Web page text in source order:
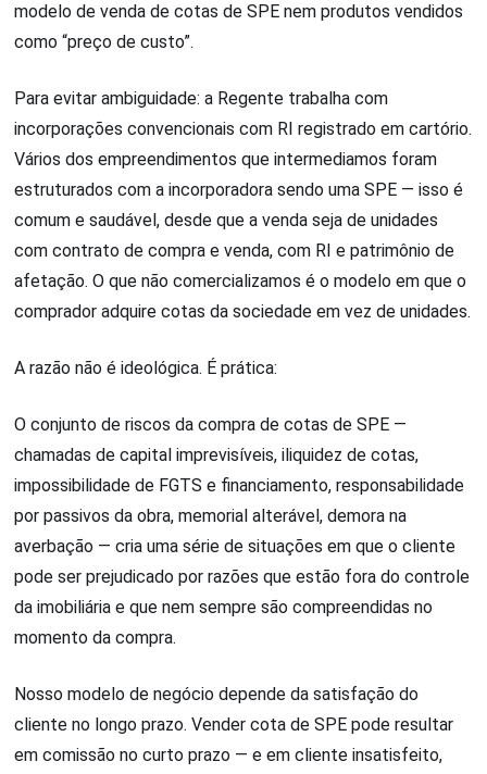
modelo de venda de cotas de SPE nem produtos vendidos
como “preço de custo”.
Para evitar ambiguidade: a Regente trabalha com
incorporações convencionais com RI registrado em cartório.
Vários dos empreendimentos que intermediamos foram
estruturados com a incorporadora sendo uma SPE — isso é
comum e saudável, desde que a venda seja de unidades
com contrato de compra e venda, com RI e patrimônio de
afetação. O que não comercializamos é o modelo em que o
comprador adquire cotas da sociedade em vez de unidades.
A razão não é ideológica. É prática:
O conjunto de riscos da compra de cotas de SPE —
chamadas de capital imprevisíveis, iliquidez de cotas,
impossibilidade de FGTS e financiamento, responsabilidade
por passivos da obra, memorial alterável, demora na
averbação — cria uma série de situações em que o cliente
pode ser prejudicado por razões que estão fora do controle
da imobiliária e que nem sempre são compreendidas no
momento da compra.
Nosso modelo de negócio depende da satisfação do
cliente no longo prazo. Vender cota de SPE pode resultar
em comissão no curto prazo — e em cliente insatisfeito,